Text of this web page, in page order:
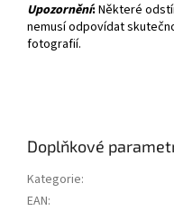
Upozornění: Některé
nemusí odpovídat
fotografií.
Doplňkové
Kategorie:
EAN: